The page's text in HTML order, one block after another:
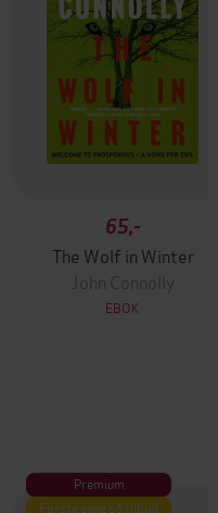
65,-
The Wolf in Winter
John Connolly
EBOK
Premium
Første gang på tilbud